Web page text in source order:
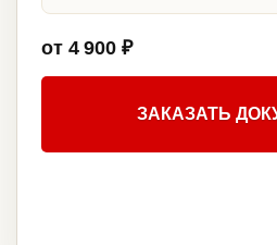
от 4 900 ₽
ЗАКАЗАТЬ